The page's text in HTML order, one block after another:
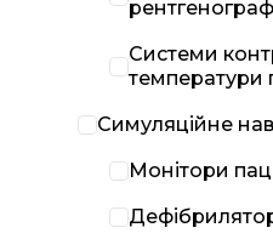
Системи
температури
Симуляційне
Монітори